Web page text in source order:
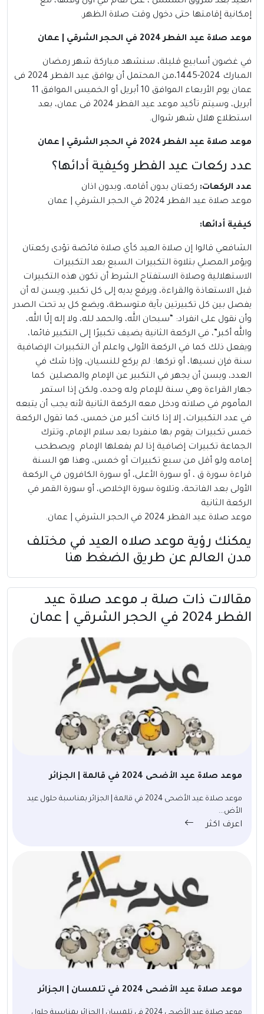
إمكانية إقامتها حتى دخول وقت صلاة الظهر.
موعد صلاة عيد الفطر 2024 في الحجر الشرقي | عمان
في غضون أسابيع قليلة، سنشهد مباركة شهر رمضان
المبارك 2024-1445،من المحتمل أن يوافق عيد الفطر 2024 فى
عمان يوم الأربعاء الموافق 10 أبريل أو الخميس الموافق 11
أبريل، وسيتم تأكيد موعد عيد الفطر 2024 فى عمان، بعد
استطلاع هلال شهر شوال.
موعد صلاة عيد الفطر 2024 في الحجر الشرقي | عمان
عدد ركعات عيد الفطر وكيفية أدائها؟
عدد الركعات: ركعتان بدون أقامه، وبدون اذان
موعد صلاة عيد الفطر 2024 في الحجر الشرقي | عمان
كيفية أدائها:
الشافعي قالوا إن صلاة العيد كأي صلاة فائضة تؤدى ركعتان
ويؤمر المصلي بتلاوة التكبيرات السبع بعد التكبيرات
الاستهلالية وصلاة الاستفتاح الشرط أن تكون هذه التكبيرات
قبل الاستعاذة والقراءة، ويرفع يديه إلى كل تكبير، ويسن له أن
يفصل بين كل تكبيرتين بآية متوسطة، ويضع كل يد تحت الصدر
وأن نقول على انفراد: “سبحان الله، والحمد لله، ولا إله إلّا الله،
والله أكبر”، في الركعة الثانية يضيف تكبيرًا إلى التكبير قائما،
ويفعل ذلك كما في الركعة الأولى واعلم أن التكبيرات الإضافية
سنة فإن نسيها، أو تركها: لم يركع للنسيان، وإذا شك في
العدد، ويسن أن يجهر في التكبير عن الإمام والمصلين كما
جهار القراءة وهي سنة للإمام وله وحده، ولكن إذا استمر
المأموم في صلاته ودخل معه الركعة الثانية لأنه يجب أن يتبعه
في عدد التكبيرات، إلا إذا كانت أكبر من خمس، كما تقول الركعة
خمس تكبيرات يقوم بها منفردا بعد سلام الإمام، وتترك
الجماعة تكبيرات إضافية إذا لم يفعلها الإمام ويصطحب
إمامه ولو أقل من سبع تكبيرات أو خمس، وهذا هو السنة
قراءة سورة ق ، أو سورة الأعلى، أو سورة الكافرون في الركعة
الأولى بعد الفاتحة، وتلاوة سورة الإخلاص، أو سورة القمر في
الركعة الثانية
موعد صلاة عيد الفطر 2024 في الحجر الشرقي | عمان.
يمكنك رؤية موعد صلاه العيد في مختلف
مدن العالم عن طريق الضغط هنا
مقالات ذات صلة بــ موعد صلاة عيد
الفطر 2024 في الحجر الشرقي | عمان
موعد صلاة عيد الأضحى 2024 في قالمة | الجزائر
موعد صلاة عيد الأضحى 2024 في قالمة | الجزائر بمناسبة حلول عيد
الأض...
اعرف اكثر
موعد صلاة عيد الأضحى 2024 في تلمسان | الجزائر